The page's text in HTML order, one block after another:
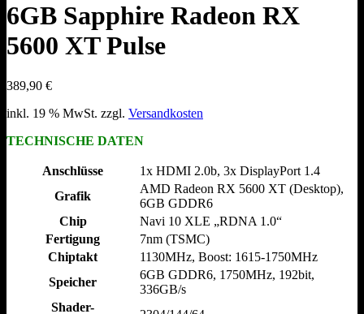
6GB Sapphire Radeon RX
5600 XT Pulse
389,90 €
inkl. 19 % MwSt. zzgl. Versandkosten
TECHNISCHE DATEN
Anschlüsse
1x HDMI 2.0b, 3x DisplayPort 1.4
Grafik
AMD Radeon RX 5600 XT (Desktop),
6GB GDDR6
Chip
Navi 10 XLE „RDNA 1.0“
Fertigung
7nm (TSMC)
Chiptakt
1130MHz, Boost: 1615-1750MHz
Speicher
6GB GDDR6, 1750MHz, 192bit,
336GB/​s
Shader-